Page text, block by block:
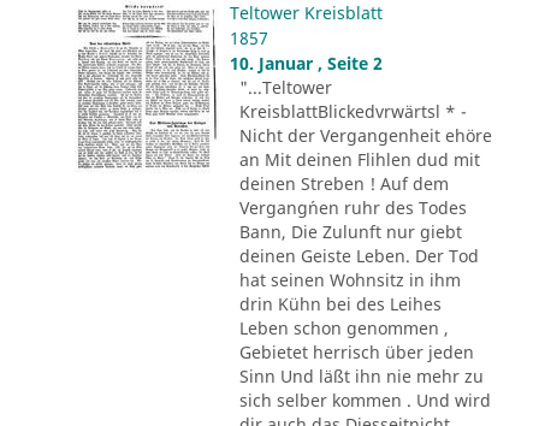
Teltower Kreisblatt
1857
10. Januar , Seite 2
"...Teltower
KreisblattBlickedvrwärtsl * -
Nicht der Vergangenheit ehöre
an Mit deinen Flihlen dud mit
deinen Streben ! Auf dem
Vergang´nen ruhr des Todes
Bann, Die Zulunft nur giebt
deinen Geiste Leben. Der Tod
hat seinen Wohnsitz in ihm
drin Kühn bei des Leihes
Leben schon genommen ,
Gebietet herrisch über jeden
Sinn Und läßt ihn nie mehr zu
sich selber kommen . Und wird